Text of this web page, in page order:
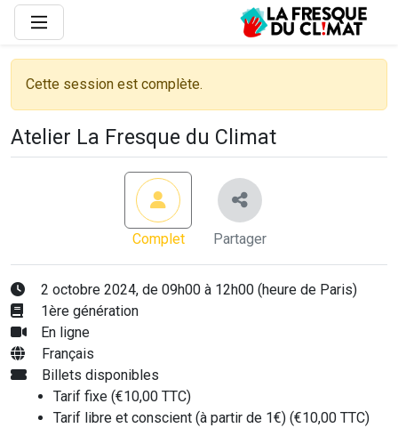
Cette session est complète.
Atelier La Fresque du Climat
Complet Partager
2 octobre 2024, de 09h00 à 12h00 (heure de Paris)
1ère génération
En ligne
Français
Billets disponibles
Tarif fixe (€10,00 TTC)
Tarif libre et conscient (à partir de 1€) (€10,00 TTC)